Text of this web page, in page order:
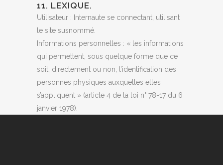
11. LEXIQUE.
Utilisateur : Internaute se connectant, utilisant
le site susnommé.
Informations personnelles : « les informations
qui permettent, sous quelque forme que ce
soit, directement ou non, l’identification des
personnes physiques auxquelles elles
s’appliquent » (article 4 de la loi n° 78-17 du 6
janvier 1978).